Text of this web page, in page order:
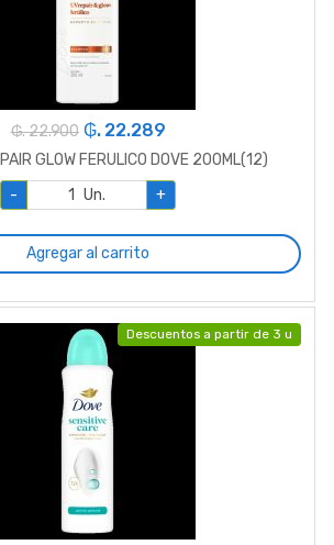
₲. 22.900 ₲. 22.289
GLOW FERULICO DOVE 200ML(12)
-
Un. +
Agregar al carrito
Descuentos a partir de 3 u